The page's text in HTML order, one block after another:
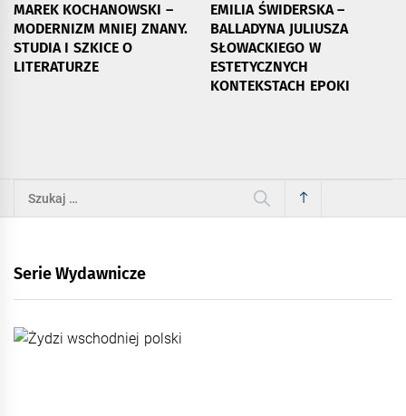
MAREK KOCHANOWSKI –
MODERNIZM MNIEJ ZNANY.
STUDIA I SZKICE O
LITERATURZE
EMILIA ŚWIDERSKA –
BALLADYNA JULIUSZA
SŁOWACKIEGO W
ESTETYCZNYCH
KONTEKSTACH EPOKI
Szukaj:
Serie Wydawnicze